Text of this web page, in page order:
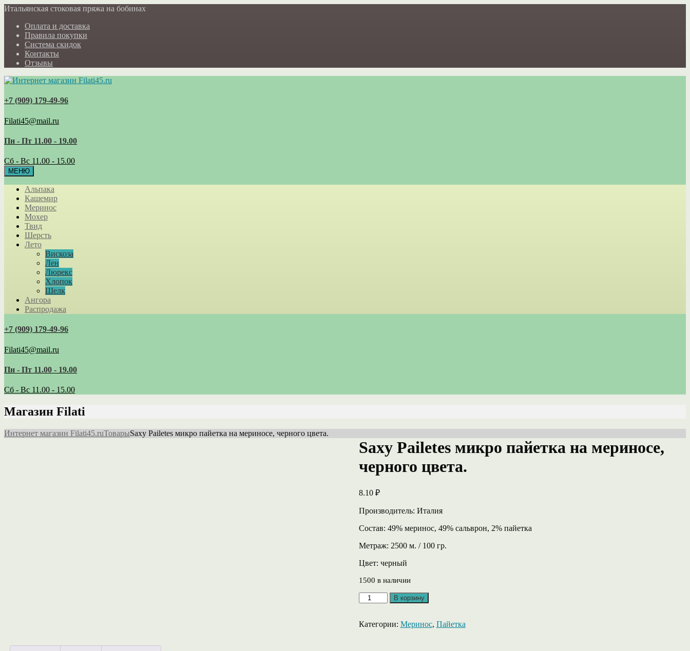
Итальянская стоковая пряжа на бобинах
Оплата и доставка
Правила покупки
Система скидок
Контакты
Отзывы
+7 (909) 179‑49-96
Filati45@mail.ru
Пн - Пт 11.00 - 19.00
Сб - Вс 11.00 - 15.00
МЕНЮ
Альпака
Кашемир
Меринос
Мохер
Твид
Шерсть
Лето
Вискоза
Лен
Люрекс
Хлопок
Шелк
Ангора
Распродажа
+7 (909) 179‑49-96
Filati45@mail.ru
Пн - Пт 11.00 - 19.00
Сб - Вс 11.00 - 15.00
Магазин Filati
Интернет магазин Filati45.ruТоварыSaxy Pailetes микро пайетка на мериносе, черного цвета.
Saxy Pailetes микро пайетка на мериносе,
черного цвета.
8.10 ₽
Производитель: Италия
Состав: 49% меринос, 49% сальврон, 2% пайетка
Метраж: 2500 м. / 100 гр.
Цвет: черный
1500 в наличии
Количество
товара
Pailetes
В корзину
Категории: Меринос, Пайетка